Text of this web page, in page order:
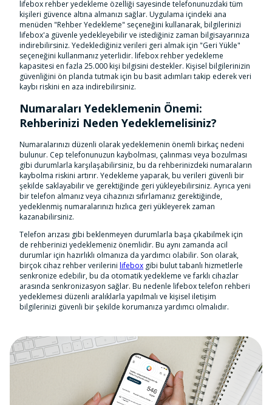
lifebox rehber yedekleme özelliği sayesinde telefonunuzdaki tüm
kişileri güvence altına almanızı sağlar. Uygulama içindeki ana
menüden "Rehber Yedekleme" seçeneğini kullanarak, bilgilerinizi
lifebox'a güvenle yedekleyebilir ve istediğiniz zaman bilgisayarınıza
indirebilirsiniz. Yedeklediğiniz verileri geri almak için "Geri Yükle"
seçeneğini kullanmanız yeterlidir. lifebox rehber yedekleme
kapasitesi en fazla 25.000 kişi bilgisini destekler. Kişisel bilgilerinizin
güvenliğini ön planda tutmak için bu basit adımları takip ederek veri
kaybı riskini en aza indirebilirsiniz.
Numaraları Yedeklemenin Önemi:
Rehberinizi Neden Yedeklemelisiniz?
Numaralarınızı düzenli olarak yedeklemenin önemli birkaç nedeni
bulunur. Cep telefonunuzun kaybolması, çalınması veya bozulması
gibi durumlarla karşılaşabilirsiniz, bu da rehberinizdeki numaraların
kaybolma riskini artırır. Yedekleme yaparak, bu verileri güvenli bir
şekilde saklayabilir ve gerektiğinde geri yükleyebilirsiniz. Ayrıca yeni
bir telefon almanız veya cihazınızı sıfırlamanız gerektiğinde,
yedeklenmiş numaralarınızı hızlıca geri yükleyerek zaman
kazanabilirsiniz.
Telefon arızası gibi beklenmeyen durumlarla başa çıkabilmek için
de rehberinizi yedeklemeniz önemlidir. Bu aynı zamanda acil
durumlar için hazırlıklı olmanıza da yardımcı olabilir. Son olarak,
birçok cihaz rehber verilerini lifebox gibi bulut tabanlı hizmetlerle
senkronize edebilir, bu da otomatik yedekleme ve farklı cihazlar
arasında senkronizasyon sağlar. Bu nedenle lifebox telefon rehberi
yedeklemesi düzenli aralıklarla yapılmalı ve kişisel iletişim
bilgilerinizi güvenli bir şekilde korumanıza yardımcı olmalıdır.